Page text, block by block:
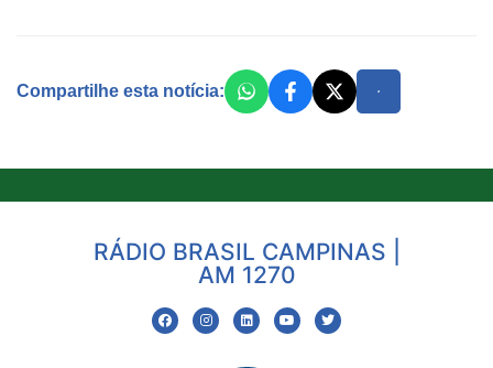
Compartilhe esta notícia:
RÁDIO BRASIL CAMPINAS |
AM 1270